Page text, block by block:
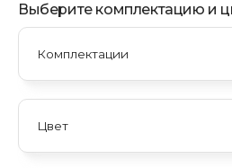
Выберите комплектацию и